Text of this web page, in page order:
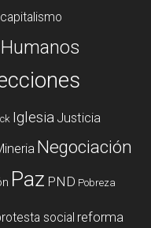
Iglesia Justicia
Negociación
Paz PND Pobreza
social reforma